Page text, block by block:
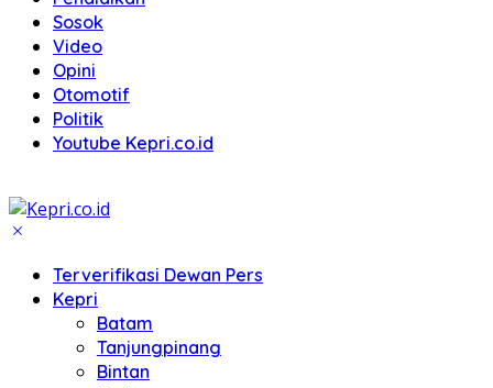
Sosok
Video
Opini
Otomotif
Politik
Youtube Kepri.co.id
Terverifikasi Dewan Pers
Kepri
Batam
Tanjungpinang
Bintan